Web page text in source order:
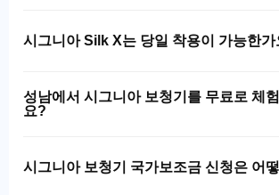
시그니아 Silk X는 당일 착용이 가능한가
성남에서 시그니아 보청기를 무료로 체
요?
시그니아 보청기 국가보조금 신청은 어